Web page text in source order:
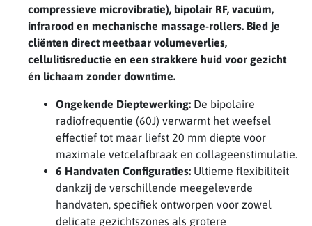
compressieve microvibratie), bipolair RF, vacuüm,
infrarood en mechanische massage-rollers. Bied je
cliënten direct meetbaar volumeverlies,
cellulitisreductie en een strakkere huid voor gezicht
én lichaam zonder downtime.
Ongekende Dieptewerking: De bipolaire
radiofrequentie (60J) verwarmt het weefsel
effectief tot maar liefst 20 mm diepte voor
maximale vetcelafbraak en collageenstimulatie.
6 Handvaten Configuraties: Ultieme flexibiliteit
dankzij de verschillende meegeleverde
handvaten, specifiek ontworpen voor zowel
delicate gezichtszones als grotere